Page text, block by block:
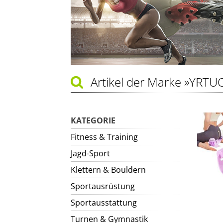
Artikel der Marke
KATEGORIE
Fitness & Training
Jagd-Sport
Klettern & Bouldern
Sportausrüstung
Sportausstattung
Turnen & Gymnastik